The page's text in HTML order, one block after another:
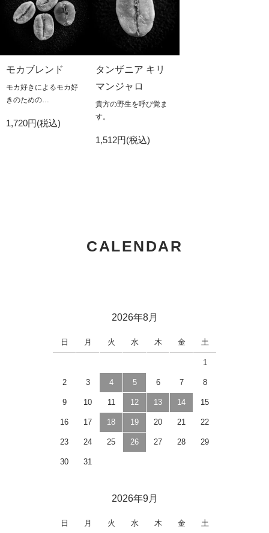
モカブレンド
モカ好きによるモカ好
きのための…
1,720円(税込)
タンザニア キリ
マンジャロ
貴方の野生を呼び覚ま
す。
1,512円(税込)
CALENDAR
2026年8月
日 月 火 水 木 金 土
1
2 3 4 5 6 7 8
9 10 11 12 13 14 15
16 17 18 19 20 21 22
23 24 25 26 27 28 29
30 31
2026年9月
日 月 火 水 木 金 土